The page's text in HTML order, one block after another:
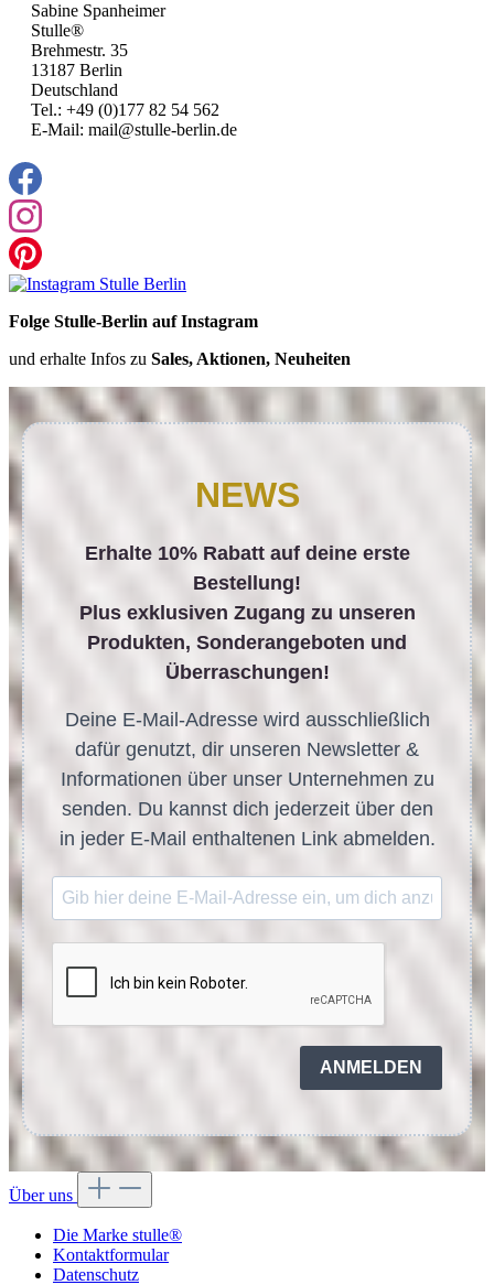
Sabine Spanheimer
Stulle®
Brehmestr. 35
13187 Berlin
Deutschland
Tel.: +49 (0)177 82 54 562
E-Mail: mail@stulle-berlin.de
Folge Stulle-Berlin auf Instagram
und erhalte Infos zu Sales, Aktionen, Neuheiten
NEWS
Erhalte 10% Rabatt auf deine erste
Bestellung!
Plus exklusiven Zugang zu unseren
Produkten, Sonderangeboten und
Überraschungen!
Deine E-Mail-Adresse wird ausschließlich
dafür genutzt, dir unseren Newsletter &
Informationen über unser Unternehmen zu
senden. Du kannst dich jederzeit über den
in jeder E-Mail enthaltenen Link abmelden.
ANMELDEN
Über uns
Die Marke stulle®
Kontaktformular
Datenschutz